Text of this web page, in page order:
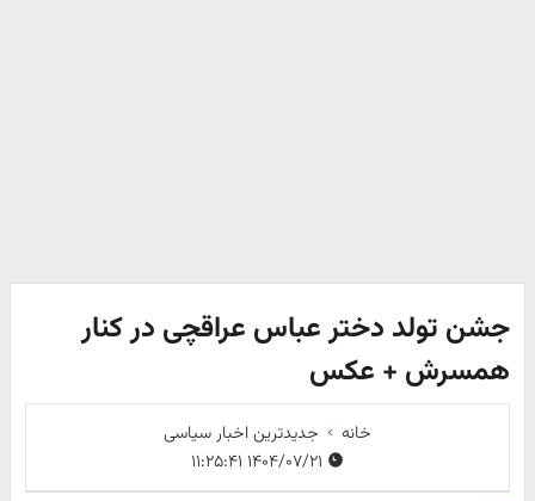
جشن تولد دختر عباس عراقچی در کنار
همسرش + عکس
خانه
جدیدترین اخبار سیاسی